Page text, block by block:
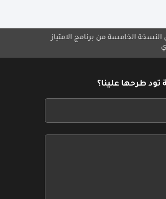
من برنامج الامتياز
12علامة تجارية عمانية في معرض مصر
طرحها علينا؟